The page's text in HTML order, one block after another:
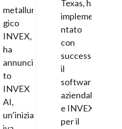
metallur
gico
INVEX,
ha
annuncia
to
INVEX
AI,
un’iniziat
Texas, ha
impleme
ntato
con
successo
il
software
aziendal
e INVEX
per il